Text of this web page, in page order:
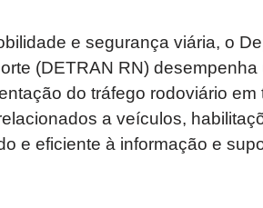
e segurança viária, o
(DETRAN RN) desempenha
do tráfego rodoviário em
a veículos,
e eficiente à informação e